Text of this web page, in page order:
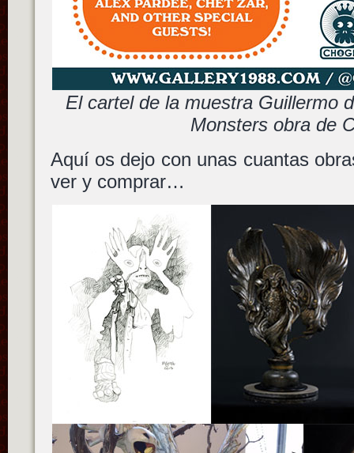
El cartel de la muestra Guillermo
Monsters obra de
Aquí os dejo con unas cuantas
ver y comprar…